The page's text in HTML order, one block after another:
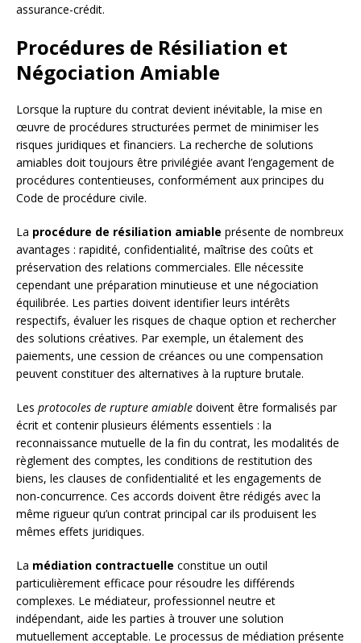
assurance-crédit.
Procédures de Résiliation et
Négociation Amiable
Lorsque la rupture du contrat devient inévitable, la mise en
œuvre de procédures structurées permet de minimiser les
risques juridiques et financiers. La recherche de solutions
amiables doit toujours être privilégiée avant l’engagement de
procédures contentieuses, conformément aux principes du
Code de procédure civile.
La procédure de résiliation amiable présente de nombreux
avantages : rapidité, confidentialité, maîtrise des coûts et
préservation des relations commerciales. Elle nécessite
cependant une préparation minutieuse et une négociation
équilibrée. Les parties doivent identifier leurs intérêts
respectifs, évaluer les risques de chaque option et rechercher
des solutions créatives. Par exemple, un étalement des
paiements, une cession de créances ou une compensation
peuvent constituer des alternatives à la rupture brutale.
Les protocoles de rupture amiable doivent être formalisés par
écrit et contenir plusieurs éléments essentiels : la
reconnaissance mutuelle de la fin du contrat, les modalités de
règlement des comptes, les conditions de restitution des
biens, les clauses de confidentialité et les engagements de
non-concurrence. Ces accords doivent être rédigés avec la
même rigueur qu’un contrat principal car ils produisent les
mêmes effets juridiques.
La médiation contractuelle constitue un outil
particulièrement efficace pour résoudre les différends
complexes. Le médiateur, professionnel neutre et
indépendant, aide les parties à trouver une solution
mutuellement acceptable. Le processus de médiation présente